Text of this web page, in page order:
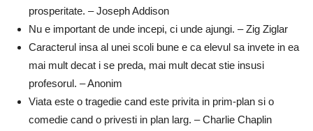
prosperitate. – Joseph Addison
Nu e important de unde incepi, ci unde ajungi. – Zig Ziglar
Caracterul insa al unei scoli bune e ca elevul sa invete in ea
mai mult decat i se preda, mai mult decat stie insusi
profesorul. – Anonim
Viata este o tragedie cand este privita in prim-plan si o
comedie cand o privesti in plan larg. – Charlie Chaplin